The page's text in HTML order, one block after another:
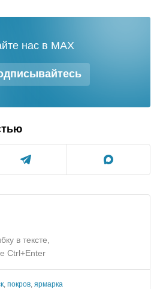
нас в MAX
в тексте,
Ctrl+Enter
покров ярмарка